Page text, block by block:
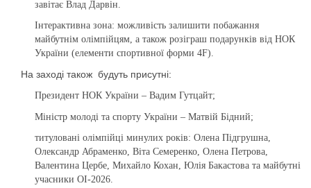
завітає Влад Дарвін.
Інтерактивна зона: можливість залишити побажання
майбутнім олімпійцям, а також розіграш подарунків від НОК
України (елементи спортивної форми 4F).
На заході також будуть присутні:
Президент НОК України – Вадим Гутцайт;
Міністр молоді та спорту України – Матвій Бідний;
титуловані олімпійці минулих років: Олена Підгрушна,
Олександр Абраменко, Віта Семеренко, Олена Петрова,
Валентина Цербе, Михайло Кохан, Юлія Бакастова та майбутні
учасники ОІ-2026.